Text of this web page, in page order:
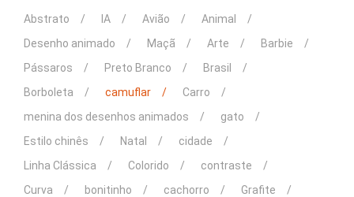
Abstrato IA Avião
Animal
Desenho animado
Maçã Arte
Barbie
Pássaros
Preto Branco
Brasil
Borboleta
camuflar
Carro
menina dos desenhos animados
gato
Estilo chinês
Natal
cidade
Linha Clássica
Colorido
contraste
Curva
bonitinho cachorro
Grafite